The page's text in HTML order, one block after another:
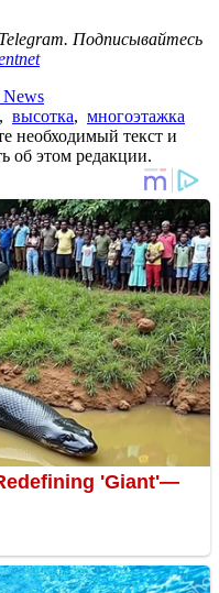
Подписывайтесь
News
, высотка, многоэтажка
необходимый текст и
об этом редакции.